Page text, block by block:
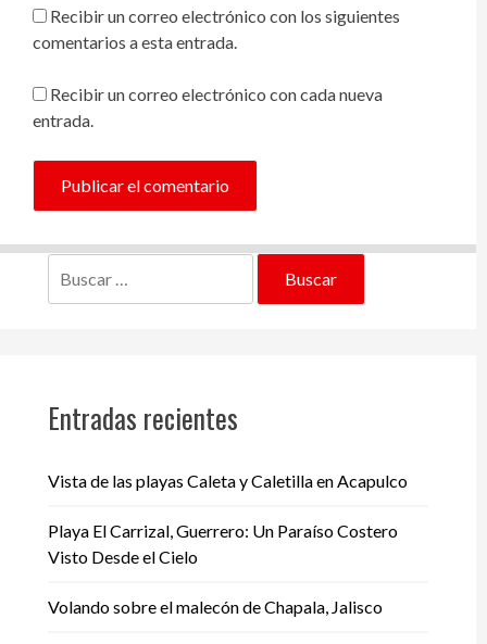
Recibir un correo electrónico con los siguientes
comentarios a esta entrada.
Recibir un correo electrónico con cada nueva
entrada.
Entradas recientes
Vista de las playas Caleta y Caletilla en Acapulco
Playa El Carrizal, Guerrero: Un Paraíso Costero
Visto Desde el Cielo
Volando sobre el malecón de Chapala, Jalisco